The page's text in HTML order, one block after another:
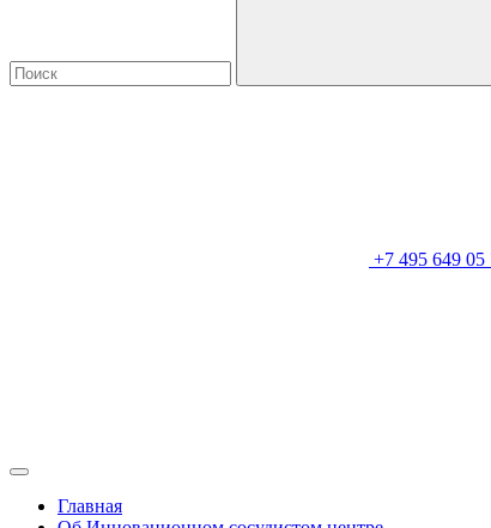
+7 495 649 05
Главная